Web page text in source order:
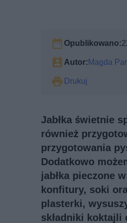
Opublikowano:
Autor:Magda
Drukuj
Jabłka świetnie
również
przygotowania
Dodatkowo
jabłka pieczone
konfitury, soki
plasterki,
składniki koktajli